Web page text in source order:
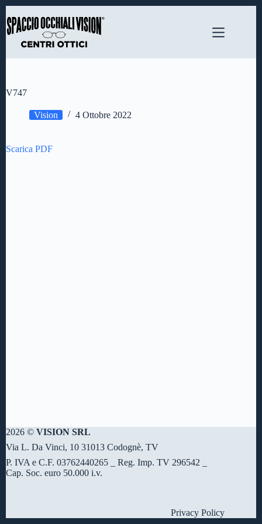
al
contenuto
V747
Vision 4 Ottobre 2022
Scarica PDF
2026 © VISION SRL
Via L. Da Vinci, 10 31013 Codognè, TV
P. IVA e C.F. 03762440265 _ Reg. Imp. TV 296542 _
Cap. Soc. euro 50.000 i.v.
Privacy Policy